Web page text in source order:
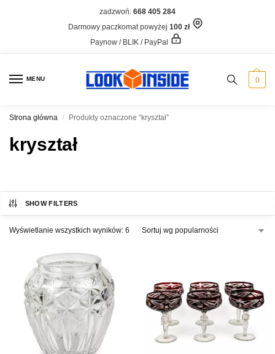
zadzwoń: 668 405 284
Darmowy paczkomat powyżej 100 zł
Paynow / BLIK / PayPal
MENU 0
Strona główna / Produkty oznaczone “kryształ”
kryształ
SHOW FILTERS
Wyświetlanie wszystkich wyników: 6